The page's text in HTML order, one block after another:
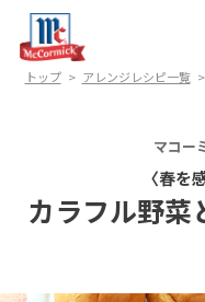
トップ アレンジレシピ一覧
マコー
〈春を
カラフル野菜